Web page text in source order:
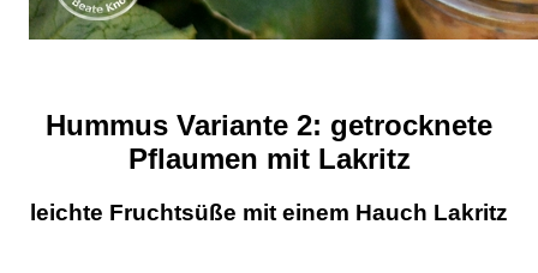
Hummus Variante 2: getrocknete
Pflaumen mit Lakritz
leichte Fruchtsüße mit einem Hauch Lakritz